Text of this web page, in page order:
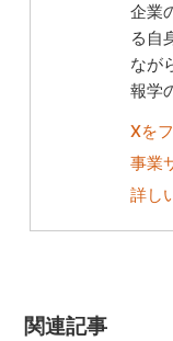
企業
る自
なが
報学
Xを
事業
詳し
関連記事